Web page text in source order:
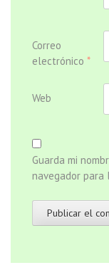
Correo
electrónico *
Web
Guarda mi
navegador para